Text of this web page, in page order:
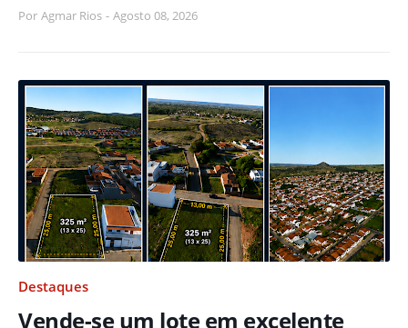
Por Agmar Rios - Agosto 08, 2026
Destaques
Vende-se um lote em excelente